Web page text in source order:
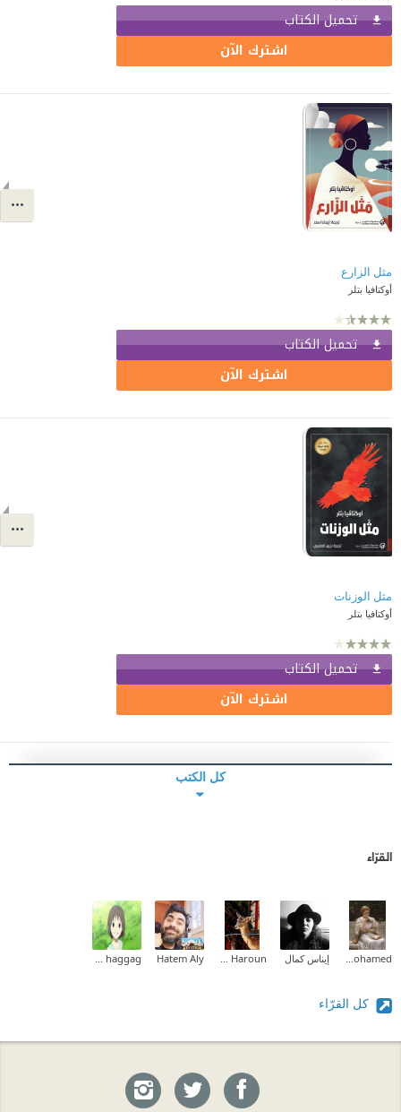
تحميل الكتاب
اشترك الآن
مثل الزارع
أوكتافيا بتلر
تحميل الكتاب
اشترك الآن
مثل الوزنات
أوكتافيا بتلر
تحميل الكتاب
اشترك الآن
كل الكتب
القرّاء
Aliaa Mohamed إيناس كمال Amal Idris Haroun
Hatem Aly
menna haggag
كل القرّاء